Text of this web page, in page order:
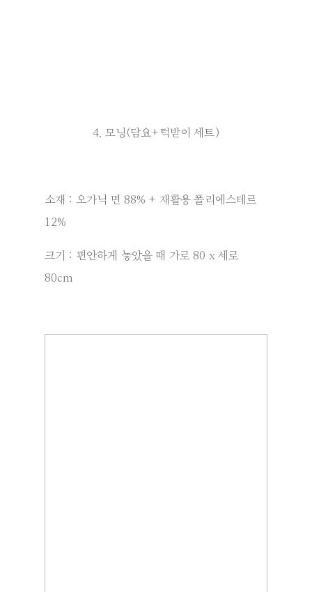
4. 모닝(담요+턱받이 세트)
소재 : 오가닉 면 88% + 재활용 폴리에스테르
12%
크기 : 편안하게 놓았을 때 가로 80 x 세로
80cm